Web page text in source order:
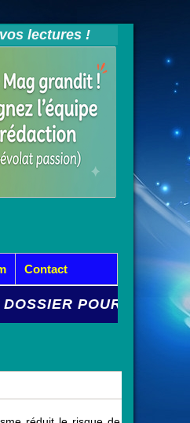
lectures !
Contact
POUR ÉTEINDRE